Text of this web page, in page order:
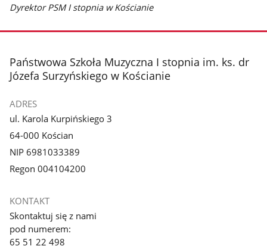
Dyrektor PSM I stopnia w Kościanie
stopka
Państwowa Szkoła Muzyczna I stopnia im. ks. dr
Józefa Surzyńskiego w Kościanie
ADRES
ul. Karola Kurpińskiego 3
64-000 Kościan
NIP 6981033389
Regon 004104200
KONTAKT
Skontaktuj się z nami
pod numerem:
65 51 22 498